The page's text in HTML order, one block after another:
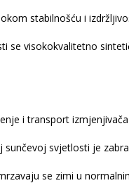
stabilnošću i
se visokokvalitetno
i transport
sunčevoj svjetlosti je
se zimi u